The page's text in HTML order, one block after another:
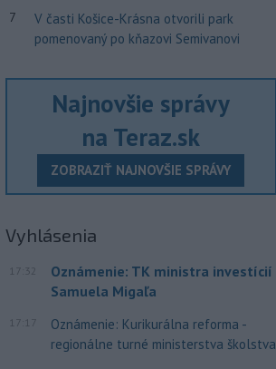
7
V časti Košice-Krásna otvorili park
pomenovaný po kňazovi Semivanovi
Najnovšie správy
na Teraz.sk
ZOBRAZIŤ NAJNOVŠIE SPRÁVY
Vyhlásenia
17:32
Oznámenie: TK ministra investícií
Samuela Migaľa
17:17
Oznámenie: Kurikurálna reforma -
regionálne turné ministerstva školstva